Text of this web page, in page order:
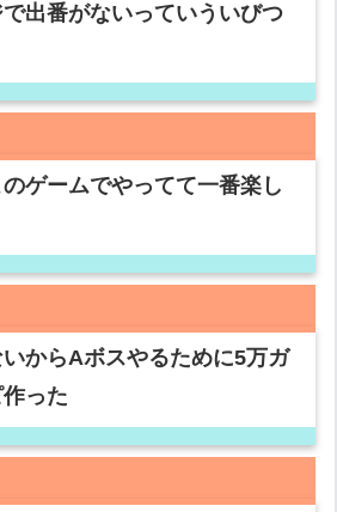
出番がないっていういびつ
ゲームでやってて一番楽し
からAボスやるために5万ガ
った